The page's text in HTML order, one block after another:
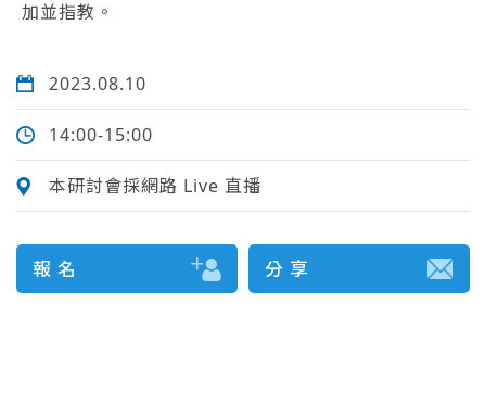
加並指教。
2023.08.10
14:00-15:00
本研討會採網路 Live 直播
報 名 分 享